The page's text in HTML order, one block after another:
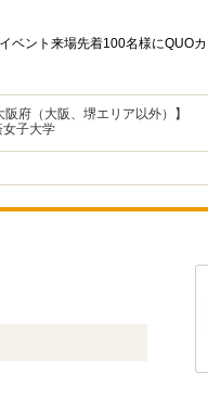
ベント来場先着100名様にQUO
阪府（大阪、堺エリア以外）】
女子大学